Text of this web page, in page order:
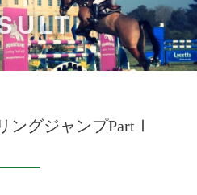
ングジャンプPartⅠ